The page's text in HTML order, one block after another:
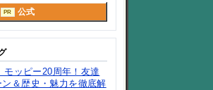
PR 公式
モッピー20周年！友達
＆歴史・魅力を徹底解